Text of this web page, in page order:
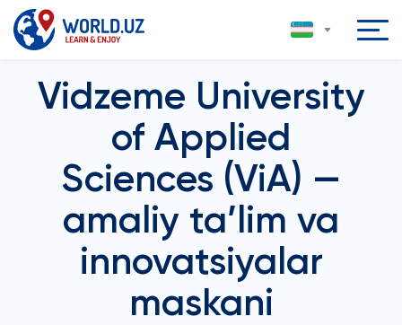
Vidzeme University
of Applied
Sciences (ViA) —
amaliy ta’lim va
innovatsiyalar
maskani